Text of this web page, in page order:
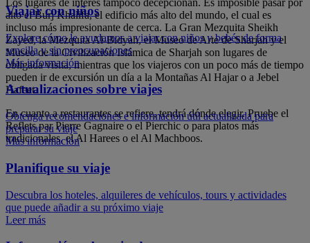
alto el Burj Khalifa, el edificio más alto del mundo, el cual es
incluso más impresionante de cerca. La Gran Mezquita Sheikh
Zayed, la Mezquita Al-Bidyah, el Museo de Arte de Sharjah y el
Museo de la Civilización Islámica de Sharjah son lugares de
obligada visita, mientras que los viajeros con un poco más de tiempo
pueden ir de excursión un día a la Montañas Al Hajar o a Jebel
Hafeet.
En cuanto a restaurantes se refiere, tendrá dónde elegir. Pruebe el
Reflets par Pierre Gagnaire o el Pierchic o para platos más
tradicionales, el Al Harees o el Al Machboos.
Viajar con niños
Explore cómo le ayudamos a viajar con niños y bebés de forma
sencilla y sin preocupaciones
Más información
Actualizaciones sobre viajes
Obtenga recomendaciones e información útil actualizada para
preparar su viaje
Más información
Planifique su viaje
Descubra los hoteles, alquileres de vehículos, tours y actividades
que puede añadir a su próximo viaje
Leer más